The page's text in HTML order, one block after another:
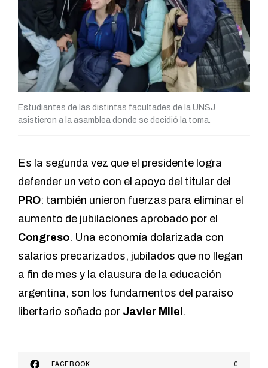
Estudiantes de las distintas facultades de la UNSJ
asistieron a la asamblea donde se decidió la toma.
Es la segunda vez que el presidente logra
defender un veto con el apoyo del titular del
PRO: también unieron fuerzas para eliminar el
aumento de jubilaciones aprobado por el
Congreso. Una economía dolarizada con
salarios precarizados, jubilados que no llegan
a fin de mes y la clausura de la educación
argentina, son los fundamentos del paraíso
libertario soñado por Javier Milei.
FACEBOOK 0